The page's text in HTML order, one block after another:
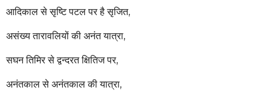
r
a
o
आदिकाल से सृष्टि पटल पर है सृजित,
असंख्य तारावलियों की अनंत यात्रा,
सघन तिमिर से द्वन्दरत क्षितिज पर,
अनंतकाल से अनंतकाल की यात्रा,